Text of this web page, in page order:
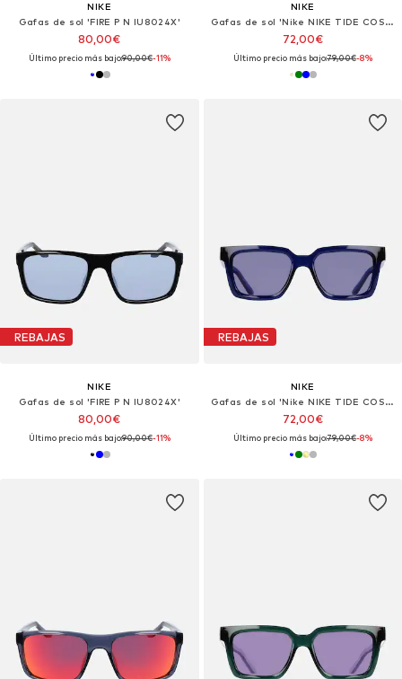
NIKE
Gafas de sol 'FIRE P N IU8024X'
80,00€
Último precio más bajo:90,00€-11%
NIKE
Gafas de sol 'Nike NIKE TIDE COSMIC N IU8106X Midnight navy / blue 53/17/145 MAN Sunglasses'
72,00€
Último precio más bajo:79,00€-8%
REBAJAS
NIKE
Gafas de sol 'FIRE P N IU8024X'
80,00€
Último precio más bajo:90,00€-11%
REBAJAS
NIKE
Gafas de sol 'Nike NIKE TIDE COSMIC N IU8106X Midnight navy / blue 53/17/145 MAN Sunglasses'
72,00€
Último precio más bajo:79,00€-8%